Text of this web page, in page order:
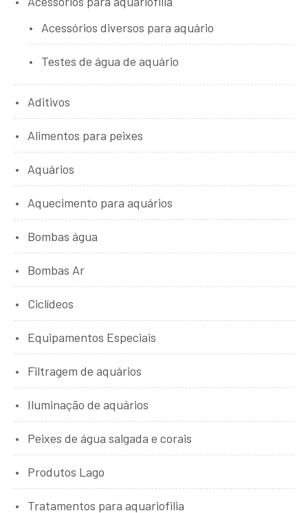
Acessórios diversos para aquário
Testes de água de aquário
Aditivos
Alimentos para peixes
Aquários
Aquecimento para aquários
Bombas água
Bombas Ar
Ciclídeos
Equipamentos Especiais
Filtragem de aquários
Iluminação de aquários
Peixes de água salgada e corais
Produtos Lago
Tratamentos para aquariofilia